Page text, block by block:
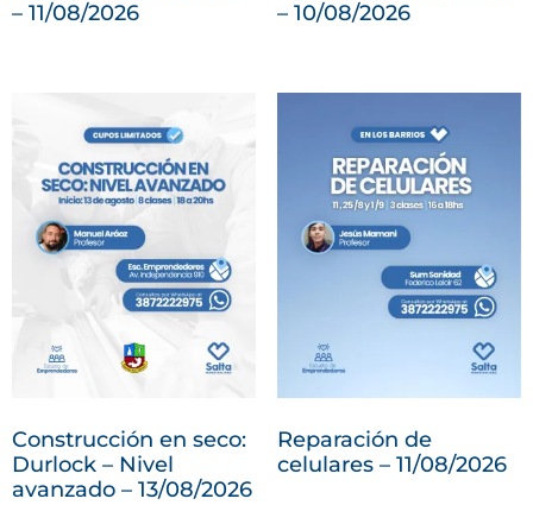
– 11/08/2026
– 10/08/2026
Construcción en seco:
Durlock – Nivel
avanzado – 13/08/2026
Reparación de
celulares – 11/08/2026